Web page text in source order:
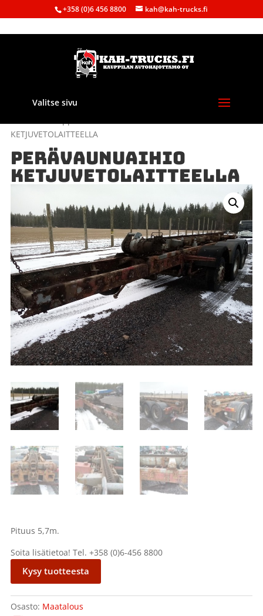
+358 (0)6 456 8800 kah@kah-trucks.fi
Valitse sivu
KETJUVETOLAITTEELLA
PERÄVAUNUAIHIO
KETJUVETOLAITTEELLA
Pituus 5,7m.
Soita lisätietoa! Tel. +358 (0)6-456 8800
Kysy tuotteesta
Osasto: Maatalous